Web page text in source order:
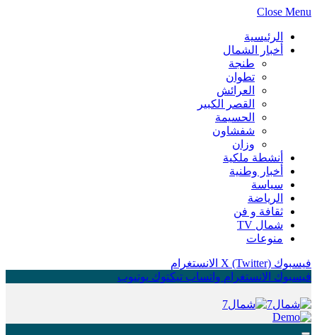
Close Menu
الرئيسية
أخبار الشمال
طنجة
تطوان
العرائش
القصر الكبير
الحسيمة
شفشاون
وزان
أنشطة ملكية
أخبار وطنية
سياسة
الرياضة
ثقافة و فن
شمال TV
منوعات
فيسبوك X (Twitter) الانستغرام
فيسبوك الانستغرام واتساب تيكتوك يوتيوب